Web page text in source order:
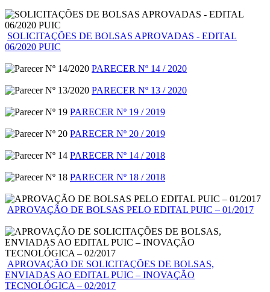
SOLICITAÇÕES DE BOLSAS APROVADAS - EDITAL
06/2020 PUIC
PARECER Nº 14 / 2020
PARECER Nº 13 / 2020
PARECER Nº 19 / 2019
PARECER Nº 20 / 2019
PARECER Nº 14 / 2018
PARECER Nº 18 / 2018
APROVAÇÃO DE BOLSAS PELO EDITAL PUIC – 01/2017
APROVAÇÃO DE SOLICITAÇÕES DE BOLSAS,
ENVIADAS AO EDITAL PUIC – INOVAÇÃO
TECNOLÓGICA – 02/2017